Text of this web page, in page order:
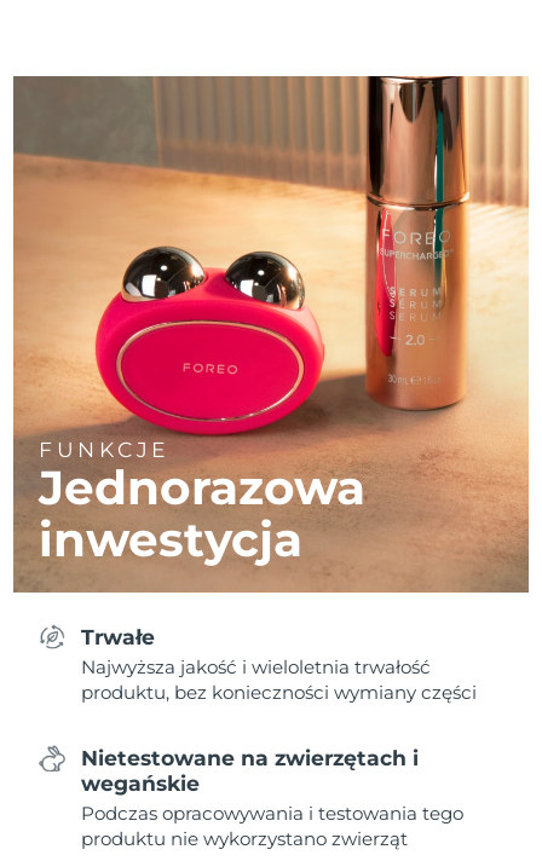
FUNKCJE
Jednorazowa
inwestycja
Trwałe
Najwyższa jakość i wieloletnia trwałość
produktu, bez konieczności wymiany części
Nietestowane na zwierzętach i
wegańskie
Podczas opracowywania i testowania tego
produktu nie wykorzystano zwierząt